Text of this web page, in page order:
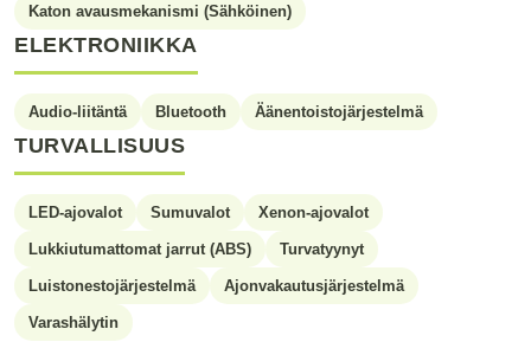
Katon avausmekanismi (Sähköinen)
ELEKTRONIIKKA
Audio-liitäntä Bluetooth Äänentoistojärjestelmä
TURVALLISUUS
LED-ajovalot Sumuvalot Xenon-ajovalot
Lukkiutumattomat jarrut (ABS) Turvatyynyt
Luistonestojärjestelmä Ajonvakautusjärjestelmä
Varashälytin